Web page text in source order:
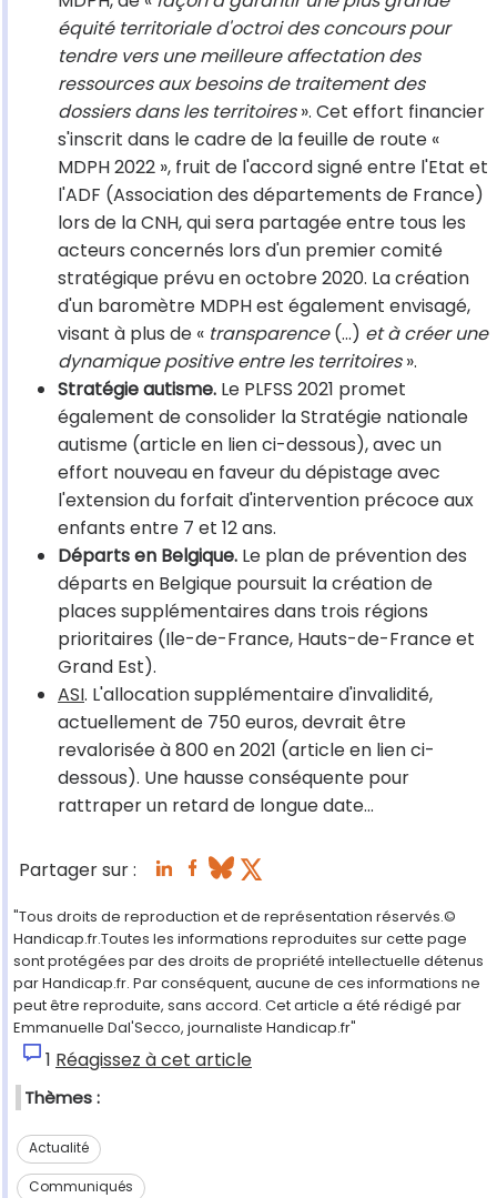
équité territoriale d'octroi des concours pour
tendre vers une meilleure affectation des
ressources aux besoins de traitement des
dossiers dans les territoires». Cet effort financier
s'inscrit dans le cadre de la feuille de route «
MDPH 2022 », fruit de l'accord signé entre l'Etat et
l'ADF (Association des départements de France)
lors de la CNH, qui sera partagée entre tous les
acteurs concernés lors d'un premier comité
stratégique prévu en octobre 2020. La création
d'un baromètre MDPH est également envisagé,
visant à plus de « transparence(…) et à créer une
dynamique positive entre les territoires».
Stratégie autisme. Le PLFSS 2021 promet
également de consolider la Stratégie nationale
autisme (article en lien ci-dessous), avec un
effort nouveau en faveur du dépistage avec
l'extension du forfait d'intervention précoce aux
enfants entre 7 et 12 ans.
Départs en Belgique. Le plan de prévention des
départs en Belgique poursuit la création de
places supplémentaires dans trois régions
prioritaires (Ile-de-France, Hauts-de-France et
Grand Est).
ASI. L'allocation supplémentaire d'invalidité,
actuellement de 750 euros, devrait être
revalorisée à 800 en 2021 (article en lien ci-
dessous). Une hausse conséquente pour
rattraper un retard de longue date...
Partager sur :
"Tous droits de reproduction et de représentation réservés.©
Handicap.fr.Toutes les informations reproduites sur cette page
sont protégées par des droits de propriété intellectuelle détenus
par Handicap.fr. Par conséquent, aucune de ces informations ne
peut être reproduite, sans accord. Cet article a été rédigé par
Emmanuelle Dal'Secco, journaliste Handicap.fr"
1 Réagissez à cet article
Thèmes :
Actualité
Communiqués